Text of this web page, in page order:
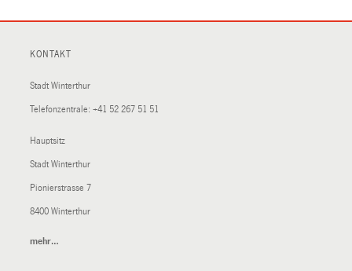
KONTAKT
Stadt Winterthur
Telefonzentrale: +41 52 267 51 51
Hauptsitz
Stadt Winterthur
Pionierstrasse 7
8400 Winterthur
mehr…